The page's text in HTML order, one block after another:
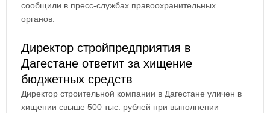
сообщили в пресс-службах правоохранительных
органов.
Директор стройпредприятия в
Дагестане ответит за хищение
бюджетных средств
Директор строительной компании в Дагестане уличен в
хищении свыше 500 тыс. рублей при выполнении